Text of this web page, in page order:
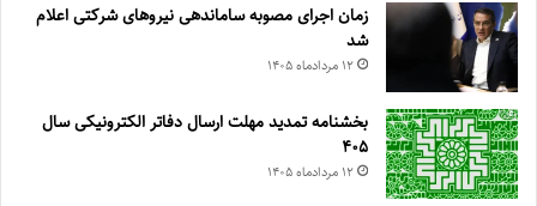
زمان اجرای مصوبه ساماندهی نیروهای شرکتی اعلام
شد
۱۲ مرداد‌ماه ۱۴۰۵
بخشنامه تمدید مهلت ارسال دفاتر الکترونیکی سال
۴۰۵
۱۲ مرداد‌ماه ۱۴۰۵